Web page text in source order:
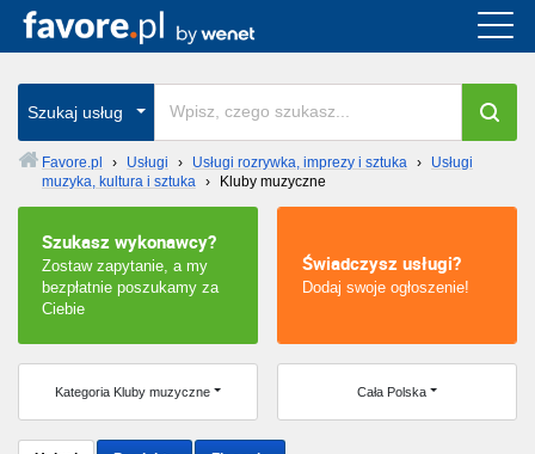
Szukaj usług
Favore.pl › Usługi › Usługi rozrywka, imprezy i sztuka ›
Usługi
muzyka, kultura i sztuka › Kluby muzyczne
Szukasz wykonawcy?
Zostaw zapytanie, a my
bezpłatnie poszukamy za
Ciebie
Świadczysz usługi?
Dodaj swoje ogłoszenie!
Kategoria Kluby muzyczne Cała Polska
Cała Polska
wszystkie w całym kraju
Wrocław
Kraków
Poznań
Łódź